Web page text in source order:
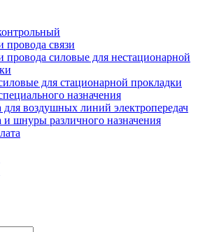
провода связи
провода силовые для нестационарной
для стационарной прокладки
назначения
для воздушных линий электропередач
и шнуры различного назначения